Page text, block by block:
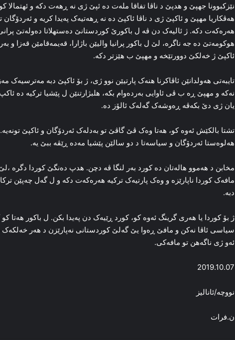
نێزکبوونا جهپێ و هدپێ د ناڤا تفاقا مله‌ت ده‌ ئپێ ژی نه‌ ڕهه‌ت دکه‌ و
هه‌ڤکاریا مهپێ و ئاکپێ ژی د ناڤا ئاکپێ ده‌ نه‌ ڕهه‌تیه‌ک په‌یدا کریه‌ و
هه‌ره‌که‌ت دکه‌. ژ ئالیه‌ک دن ڤه‌ ل باکورێ کوردستانێ ده‌ستهلاتا ده‌وله‌تێ
هوکومه‌تێ ده‌ جه ناگره‌، لێ ل باکور پرانیا والیێن باژارا، قه‌یمه‌قامێن قه‌زا
ئاکپێ ژ خه‌لکێ دوورتێخه‌ و مهپێ ب هێزتر دکه‌.
تایبه‌تی هه‌ولدانێن ئاڤاکرنا هنه‌ک پارتیێن نوو ژی، ژ بۆ ئاکپێ دبه‌
نه‌که‌ و مهپێ ڕه‌ ب ڤی ئاوایی به‌رده‌وام بکه‌، هلبژارتنێن ل پێشیا ترکیه‌ ده‌
یان ژی دێ بکه‌ڤه‌ ڕه‌وشه‌ک گه‌له‌ک ئالۆز ده‌.
تشتا بالکێش ئه‌وه‌ کو، هه‌تا وه‌ک ڤێ گاڤێ تو به‌دله‌ک ئه‌ردۆگان و ئاکپێ
هه‌لوه‌ستا ئه‌ردۆگان و سیاسه‌تا د دو سالێن پێشیا مه‌ده‌ ڕێڤه‌ ببێ یه‌.
مخابن د هه‌موو هاله‌تان ده‌ کورد به‌ر لنگا ڤه‌ دچن. هدپ ده‌نگێ کوردا دگره‌
مافه‌ک کوردا ناپارێزه‌ و وه‌ک پارتیه‌ک ترکیه‌ هه‌ره‌که‌ت دکه‌ و ل گه‌ل چه‌پێن
دبه‌.
ژ بۆ کوردا یا هه‌ری گرینگ ئه‌وه‌ کو، کورد ڕێیه‌ک دن په‌یدا بکن. ل باکور
سیاسی ئاڤا نه‌کن و مافێ ڕه‌وا یێ گه‌لێ کوردستانی نه‌پارێزن د هه‌ر
ئه‌و ژی ناگەهن تو مافه‌کی.
2019.10.07
نووچه‌/ئانالیز
ن.فرات